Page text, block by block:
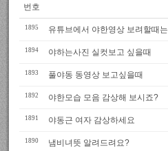
번호
1895 유튜브에서 야한영상 보려할때는
1894 야하는사진 실컷보고 싶을때
1893 풀야동 동영상 보고싶을때
1892 야한모습 모음 감상해 보시죠?
1891 야동근 여자 감상하세요
1890 냄비녀뜻 알려드려요?